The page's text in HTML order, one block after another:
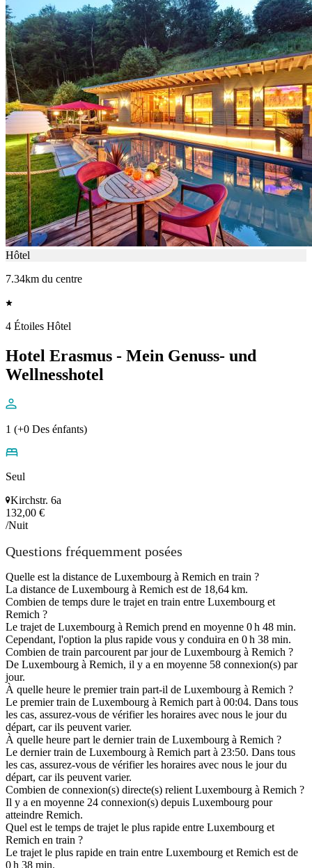
Hôtel
7.34km du centre
4 Étoiles Hôtel
Hotel Erasmus - Mein Genuss- und
Wellnesshotel
1 (+0 Des énfants)
Seul
Kirchstr. 6a
132,00 €
/Nuit
Questions fréquemment posées
Quelle est la distance de Luxembourg à Remich en train ?
La distance de Luxembourg à Remich est de 18,64 km.
Combien de temps dure le trajet en train entre Luxembourg et
Remich ?
Le trajet de Luxembourg à Remich prend en moyenne 0 h 48 min.
Cependant, l'option la plus rapide vous y conduira en 0 h 38 min.
Combien de train parcourent par jour de Luxembourg à Remich ?
De Luxembourg à Remich, il y a en moyenne 58 connexion(s) par
jour.
À quelle heure le premier train part-il de Luxembourg à Remich ?
Le premier train de Luxembourg à Remich part à 00:04. Dans tous
les cas, assurez-vous de vérifier les horaires avec nous le jour du
départ, car ils peuvent varier.
À quelle heure part le dernier train de Luxembourg à Remich ?
Le dernier train de Luxembourg à Remich part à 23:50. Dans tous
les cas, assurez-vous de vérifier les horaires avec nous le jour du
départ, car ils peuvent varier.
Combien de connexion(s) directe(s) relient Luxembourg à Remich ?
Il y a en moyenne 24 connexion(s) depuis Luxembourg pour
atteindre Remich.
Quel est le temps de trajet le plus rapide entre Luxembourg et
Remich en train ?
Le trajet le plus rapide en train entre Luxembourg et Remich est de
0 h 38 min.